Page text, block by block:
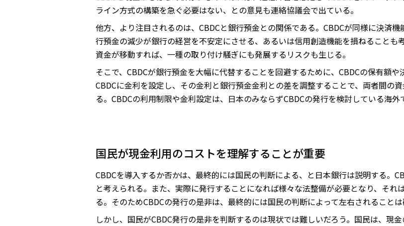
ライン方式の構築を急ぐ必要はない、との意見も連絡協議会で出ている。
他方、より注目されるのは、CBDCと銀行預金との関係である。CBDCが同様に決済
行預金の減少が銀行の経営を不安定にさせる、あるいは信用創造機能を損ねることも
資金が移動すれば、一種の取り付け騒ぎにも発展するリスクも生じる。
そこで、CBDCが銀行預金を大幅に代替することを回避するために、CBDCの保有額
CBDCに金利を設定し、その金利と銀行預金金利との差を調整することで、両者間の
る。CBDCの利用制限や金利設定は、日本のみならずCBDCの発行を検討している海外
国民が現金利用のコストを理解することが重要
CBDCを導入するか否かは、最終的には国民の判断による、と日本銀行は説明する。
と考えられる。また、実際に発行することになれば様々な法整備が必要となり、それ
る。そのためCBDCの発行の是非は、最終的には国民の判断によって左右されることは
しかし、国民がCBDC発行の是非を判断するのは現状では難しいだろう。国民は、現